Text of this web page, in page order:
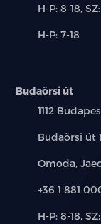
Új-
használt
H-P: 8-18,
Alkatrész,
H-P: 7-18
Budaörsi út
Település:
1112
Cím:
Budaörsi út
Márkák:
Omoda,
Telefon:
+36 1 881
Új-
H-P: 8-18,